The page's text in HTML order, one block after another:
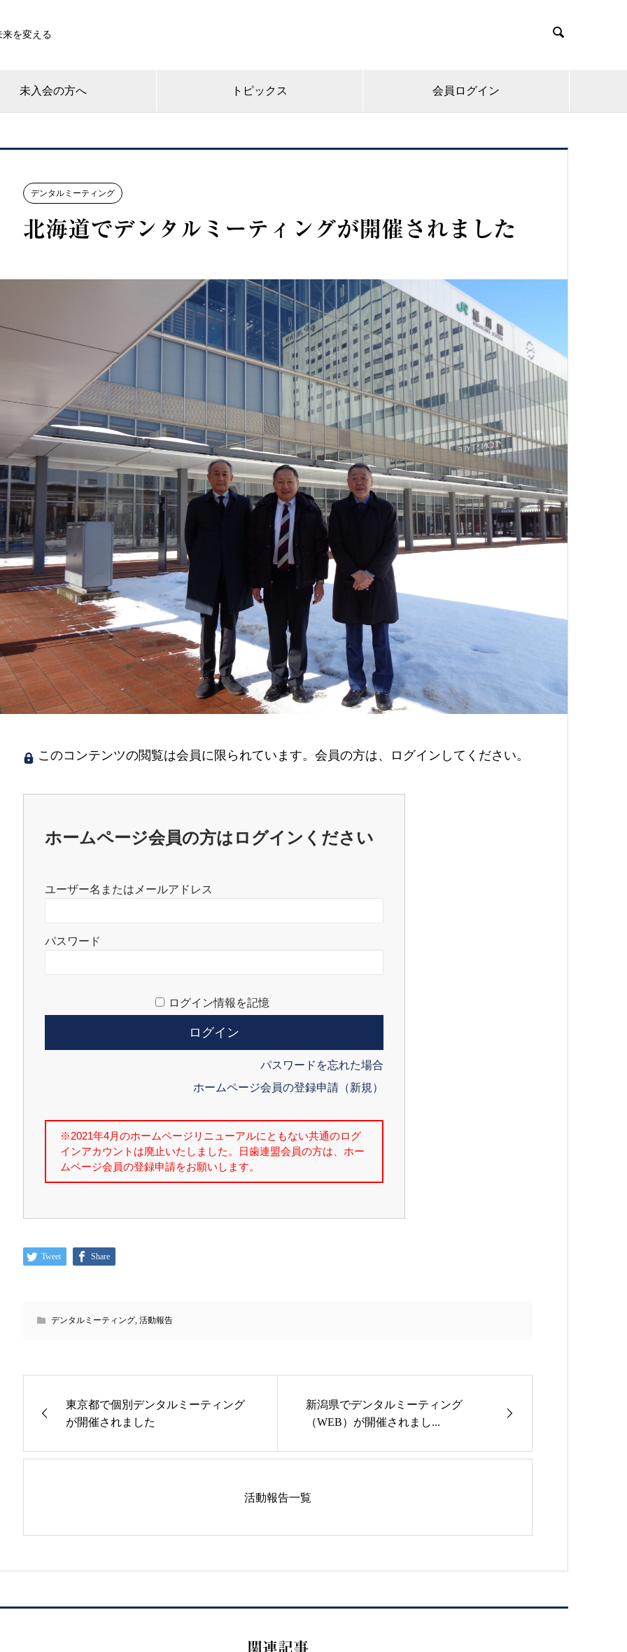
を変える 
未入会の方へ トピックス 会員ログイン
デンタルミーティング
北海道でデンタルミーティングが開催されました
このコンテンツの閲覧は会員に限られています。会員の方は、ログインしてください。
ホームページ会員の方はログインください
ユーザー名またはメールアドレス
パスワード
ログイン情報を記憶
パスワードを忘れた場合
ホームページ会員の登録申請（新規）
Tweet Share
デンタルミーティング, 活動報告
東京都で個別デンタルミーティング
が開催されました
新潟県でデンタルミーティング
（WEB）が開催されまし...
活動報告一覧
関連記事